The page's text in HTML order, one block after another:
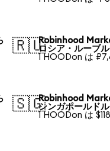
🇷🇺Robinhood
ロシア・ルーブル
1 HOODon は
🇸🇬Robinhood
シンガポールドル
1 HOODon は